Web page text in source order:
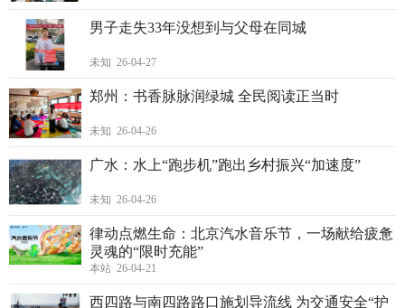
男子走失33年没想到与父母在同城
未知 26-04-27
郑州：书香脉脉润绿城 全民阅读正当时
未知 26-04-26
广水：水上“跑步机”跑出乡村振兴“加速度”
未知 26-04-26
律动点燃生命：北京汽水音乐节，一场献给疲惫
灵魂的“限时充能”
本站 26-04-21
西四路与南四路路口施划导流线 为交通安全“护